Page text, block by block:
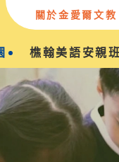
關於金愛爾文教
辦學緣起
教學願景
創辦人的話
樵翰美語安親班